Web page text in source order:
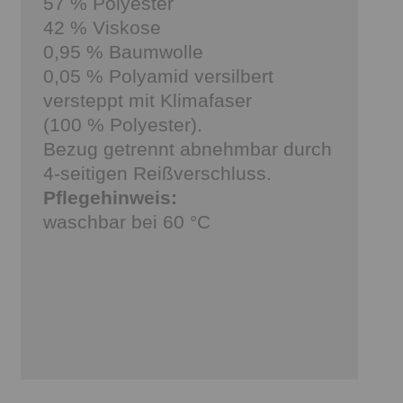
42 % Viskose
0,95 % Baumwolle
0,05 % Polyamid versilbert
versteppt mit Klimafaser
(100 % Polyester).
Bezug getrennt abnehmbar durch
4-seitigen Reißverschluss.
Pflegehinweis:
waschbar bei 60 °C